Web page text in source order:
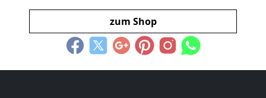
zum Shop